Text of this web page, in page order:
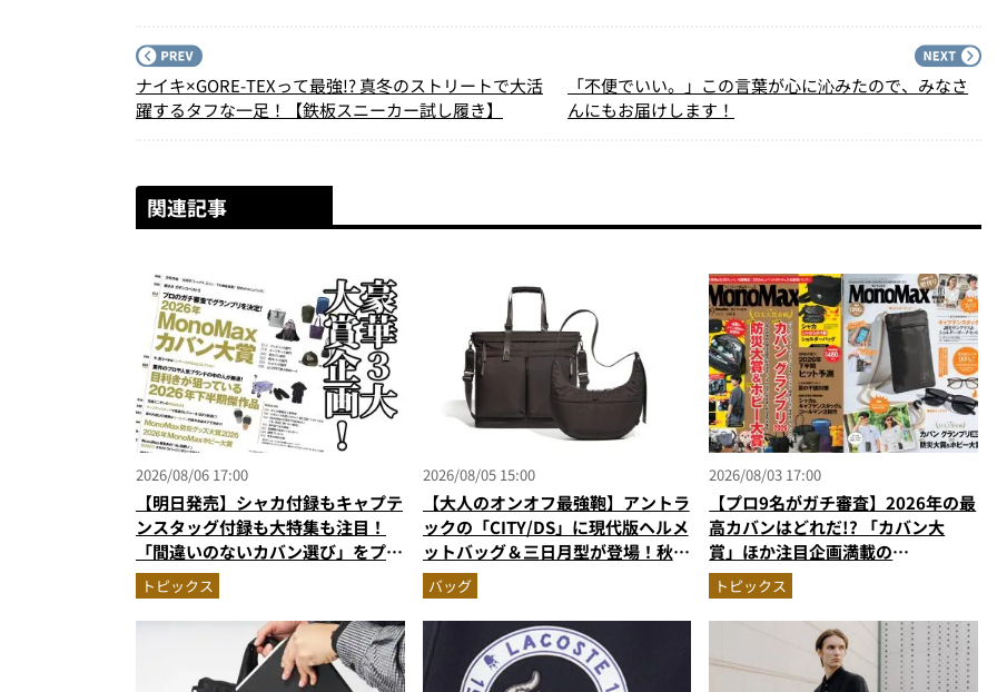
ナイキ×GORE-TEXって最強!? 真冬のストリートで大活
躍するタフな一足！【鉄板スニーカー試し履き】
「不便でいい。」この言葉が心に沁みたので、みなさ
んにもお届けします！
関連記事
2026/08/06 17:00
【明日発売】シャカ付録もキャプテ
ンスタッグ付録も大特集も注目！
「間違いのないカバン選び」をプロ
がジャッジ・MonoMax9月号の目
次を公開
トピックス
2026/08/05 15:00
【大人のオンオフ最強鞄】アントラ
ックの「CITY/DS」に現代版ヘルメ
ットバッグ＆三日月型が登場！秋服
に絶対合う新色モールブラウンが傑
作
バッグ
2026/08/03 17:00
【プロ9名がガチ審査】2026年の最
高カバンはどれだ!? 「カバン大
賞」ほか注目企画満載の
MonoMax9月号＆増刊の表紙を速
報
トピックス